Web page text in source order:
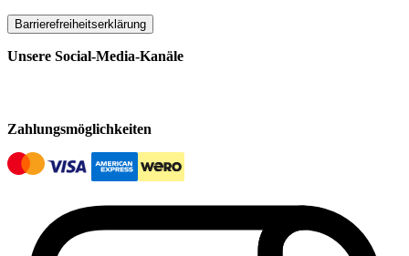
Barrierefreiheitserklärung
Unsere Social-Media-Kanäle
Zahlungsmöglichkeiten